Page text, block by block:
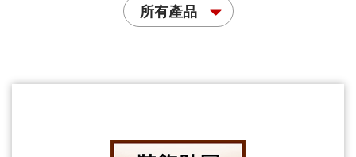
所有產品